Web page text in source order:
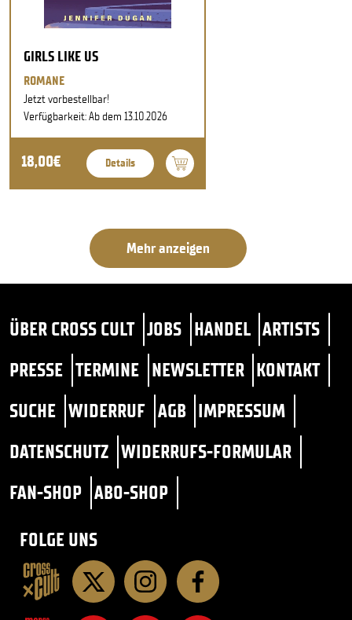
GIRLS LIKE US
ROMANE
Jetzt vorbestellbar!
Verfügbarkeit: Ab dem 13.10.2026
18,00€ Details
Mehr anzeigen
ÜBER CROSS CULT JOBS HANDEL ARTISTS
PRESSE TERMINE NEWSLETTER KONTAKT
SUCHE WIDERRUF AGB IMPRESSUM
DATENSCHUTZ WIDERRUFS-FORMULAR
FAN-SHOP ABO-SHOP
FOLGE UNS